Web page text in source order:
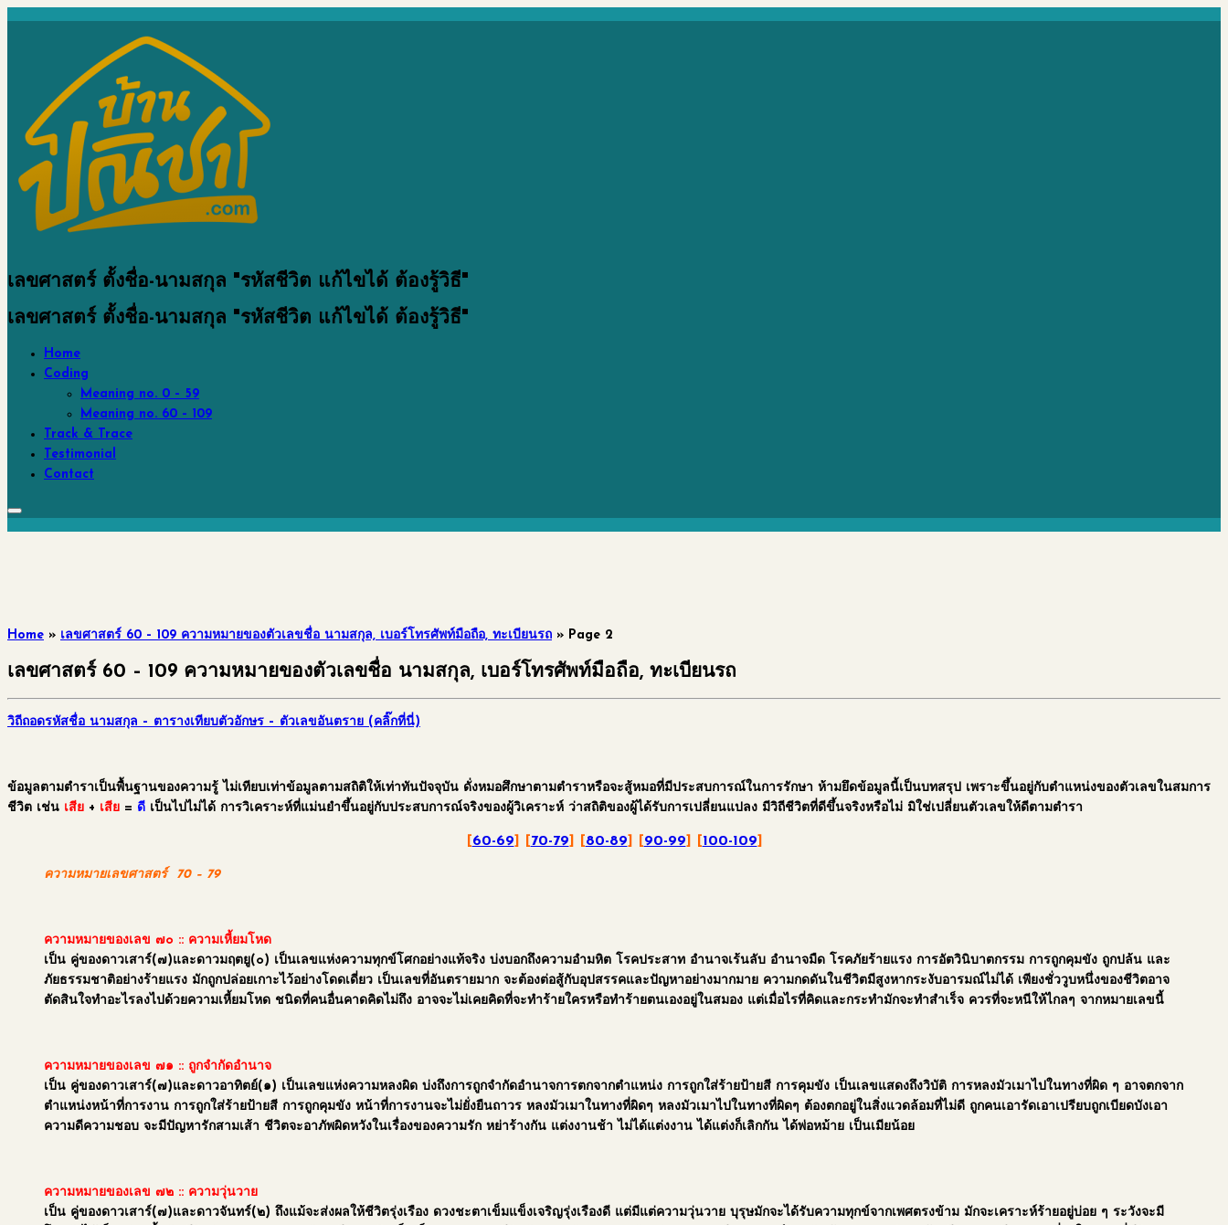
เลขศาสตร์ ตั้งชื่อ-นามสกุล "รหัสชีวิต แก้ไขได้ ต้องรู้วิธี"
เลขศาสตร์ ตั้งชื่อ-นามสกุล "รหัสชีวิต แก้ไขได้ ต้องรู้วิธี"
Home
Coding
Meaning no. 0 – 59
Meaning no. 60 – 109
Track & Trace
Testimonial
Contact
Home » เลขศาสตร์ 60 – 109 ความหมายของตัวเลขชื่อ นามสกุล, เบอร์โทรศัพท์มือถือ, ทะเบียนรถ » Page 2
เลขศาสตร์ 60 – 109 ความหมายของตัวเลขชื่อ นามสกุล, เบอร์โทรศัพท์มือถือ, ทะเบียนรถ
วิถีถอดรหัสชื่อ นามสกุล – ตารางเทียบตัวอักษร – ตัวเลขอันตราย (คลิ๊กที่นี่)
ข้อมูลตามตำราเป็นพื้นฐานของความรู้ ไม่เทียบเท่าข้อมูลตามสถิติให้เท่าทันปัจจุบัน ดั่งหมอศึกษาตามตำราหรือจะสู้หมอที่มีประสบการณ์ในการรักษา ห้ามยึดข้อมูลนี้เป็นบทสรุป เพราะขึ้นอยู่กับตำแหน่งของตัวเลขในสมการ
ชีวิต เช่น เสีย + เสีย = ดี เป็นไปไม่ได้ การวิเคราะห์ที่แม่นยำขึ้นอยู่กับประสบการณ์จริงของผู้วิเคราะห์ ว่าสถิติของผู้ได้รับการเปลี่ยนแปลง มีวิถีชีวิตที่ดีขึ้นจริงหรือไม่ มิใช่เปลี่ยนตัวเลขให้ดีตามตำรา
60-69 70-79 80-89 90-99 100-109
ความหมายเลขศาสตร์ 70 – 79
ความหมายของเลข ๗๐ :: ความเหี้ยมโหด
เป็น คู่ของดาวเสาร์(๗)และดาวมฤตยู(๐) เป็นเลขแห่งความทุกข์โศกอย่างแท้จริง บ่งบอกถึงความอำมหิต โรคประสาท อำนาจเร้นลับ อำนาจมืด โรคภัยร้ายแรง การอัตวินิบาตกรรม การถูกคุมขัง ถูกปล้น และ
ภัยธรรมชาติอย่างร้ายแรง มักถูกปล่อยเกาะไว้อย่างโดดเดี่ยว เป็นเลขที่อันตรายมาก จะต้องต่อสู้กับอุปสรรคและปัญหาอย่างมากมาย ความกดดันในชีวิตมีสูงหากระงับอารมณ์ไม่ได้ เพียงชั่ววูบหนึ่งของชีวิตอาจ
ตัดสินใจทำอะไรลงไปด้วยความเหี้ยมโหด ชนิดที่คนอื่นคาดคิดไม่ถึง อาจจะไม่เคยคิดที่จะทำร้ายใครหรือทำร้ายตนเองอยู่ในสมอง แต่เมื่อไรที่คิดและกระทำมักจะทำสำเร็จ ควรที่จะหนีให้ไกลๆ จากหมายเลขนี้
ความหมายของเลข ๗๑ :: ถูกจำกัดอำนาจ
เป็น คู่ของดาวเสาร์(๗)และดาวอาทิตย์(๑) เป็นเลขแห่งความหลงผิด บ่งถึงการถูกจำกัดอำนาจการตกจากตำแหน่ง การถูกใส่ร้ายป้ายสี การคุมขัง เป็นเลขแสดงถึงวิบัติ การหลงมัวเมาไปในทางที่ผิด ๆ อาจตกจาก
ตำแหน่งหน้าที่การงาน การถูกใส่ร้ายป้ายสี การถูกคุมขัง หน้าที่การงานจะไม่ยั่งยืนถาวร หลงมัวเมาในทางที่ผิดๆ หลงมัวเมาไปในทางที่ผิดๆ ต้องตกอยู่ในสิ่งแวดล้อมที่ไม่ดี ถูกคนเอารัดเอาเปรียบถูกเบียดบังเอา
ความดีความชอบ จะมีปัญหารักสามเส้า ชีวิตจะอาภัพผิดหวังในเรื่องของความรัก หย่าร้างกัน แต่งงานช้า ไม่ได้แต่งงาน ได้แต่งก็เลิกกัน ได้พ่อหม้าย เป็นเมียน้อย
ความหมายของเลข ๗๒ :: ความวุ่นวาย
เป็น คู่ของดาวเสาร์(๗)และดาวจันทร์(๒) ถึงแม้จะส่งผลให้ชีวิตรุ่งเรือง ดวงชะตาเข็มแข็งเจริญรุ่งเรืองดี แต่มีแต่ความวุ่นวาย บุรุษมักจะได้รับความทุกข์จากเพศตรงข้าม มักจะเคราะห์ร้ายอยู่บ่อย ๆ ระวังจะมี